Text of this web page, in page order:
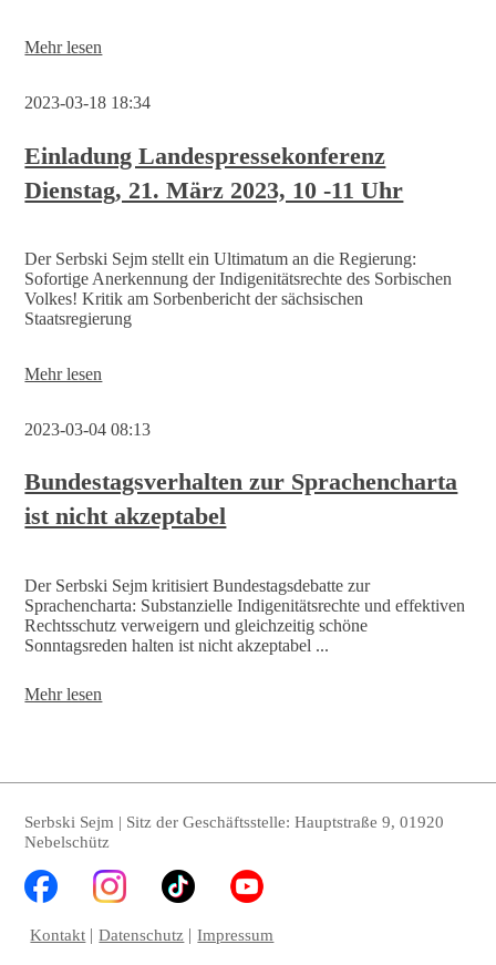
Mehr lesen
2023-03-18 18:34
Einladung Landespressekonferenz
Dienstag, 21. März 2023, 10 -11 Uhr
Der Serbski Sejm stellt ein Ultimatum an die Regierung:
Sofortige Anerkennung der Indigenitätsrechte des Sorbischen
Volkes! Kritik am Sorbenbericht der sächsischen
Staatsregierung
Mehr lesen
21.
2023,
10
-11
Uhr
2023-03-04 08:13
Bundestagsverhalten zur Sprachencharta
ist nicht akzeptabel
Der Serbski Sejm kritisiert Bundestagsdebatte zur
Sprachencharta: Substanzielle Indigenitätsrechte und effektiven
Rechtsschutz verweigern und gleichzeitig schöne
Sonntagsreden halten ist nicht akzeptabel ...
Mehr lesen
Serbski Sejm | Sitz der Geschäftsstelle: Hauptstraße 9, 01920
Nebelschütz
Kontakt Datenschutz Impressum